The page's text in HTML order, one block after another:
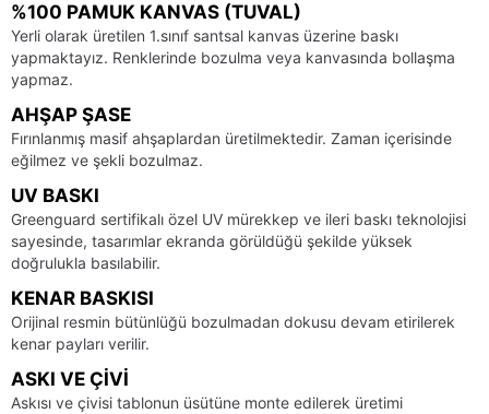
%100 PAMUK KANVAS (TUVAL)
Yerli olarak üretilen 1.sınıf santsal kanvas üzerine baskı
yapmaktayız. Renklerinde bozulma veya kanvasında bollaşma
yapmaz.
AHŞAP ŞASE
Fırınlanmış masif ahşaplardan üretilmektedir. Zaman içerisinde
eğilmez ve şekli bozulmaz.
UV BASKI
Greenguard sertifikalı özel UV mürekkep ve ileri baskı teknolojisi
sayesinde, tasarımlar ekranda görüldüğü şekilde yüksek
doğrulukla basılabilir.
KENAR BASKISI
Orijinal resmin bütünlüğü bozulmadan dokusu devam etirilerek
kenar payları verilir.
ASKI VE ÇIVI
Askısı ve çivisi tablonun üsütüne monte edilerek üretimi